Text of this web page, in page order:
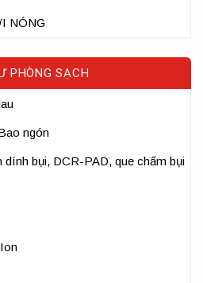
NÓNG
PHÒNG SẠCH
ngón
dính bụi, DCR-PAD, que chấm bụi